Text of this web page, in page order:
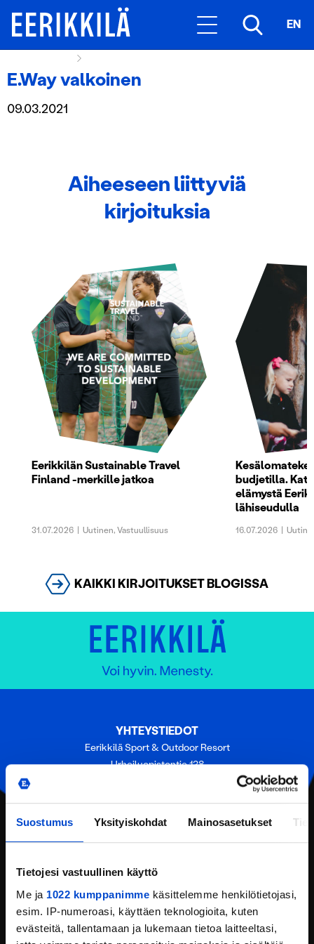
Suostumus Yksityiskohdat Mainosasetukset
Tietojesi vastuullinen käyttö
Me ja 1022 kumppanimme käsittelemme henkilötietojasi,
esim. IP-numeroasi, käyttäen teknologioita, kuten
evästeitä, tallentamaan ja lukemaan tietoa laitteeltasi,
EN
E.Way valkoinen
09.03.2021
Aiheeseen liittyviä
kirjoituksia
Eerikkilän Sustainable Travel
Finland -merkille jatkoa
31.07.2026 Uutinen,Vastuullisuus
budjetilla.
elämystä
lähiseudulla
16.07.2026
KAIKKI KIRJOITUKSET BLOGISSA
YHTEYSTIEDOT
Eerikkilä Sport & Outdoor Resort
Urheiluopistontie 138
Email:
reception@eerikkila.fi
YHTEYSTIEDOT
SIJAINTI
PYYDÄ TARJOUS
ANNA PALAUTETTA